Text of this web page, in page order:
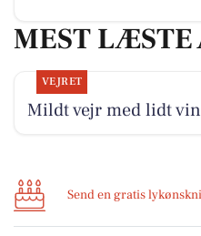
MEST
VEJRET
Mildt vejr med lidt
Send en gratis